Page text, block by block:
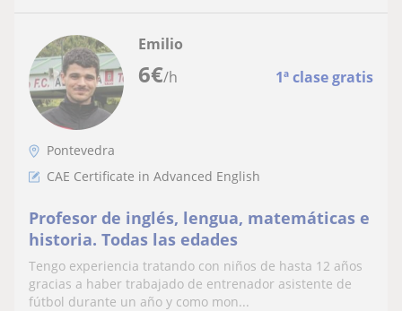
6€/h 1ª clase gratis
Emilio
Pontevedra
CAE Certificate in Advanced English
Profesor de inglés, lengua, matemáticas e
historia. Todas las edades
Tengo experiencia tratando con niños de hasta 12 años
gracias a haber trabajado de entrenador asistente de
fútbol durante un año y como mon...